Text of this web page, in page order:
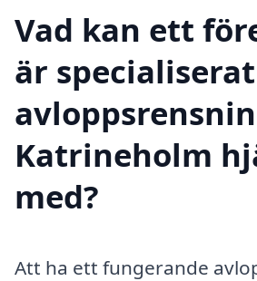
Vad kan ett
är
Katrineholm
med?
Att ha ett fungerande